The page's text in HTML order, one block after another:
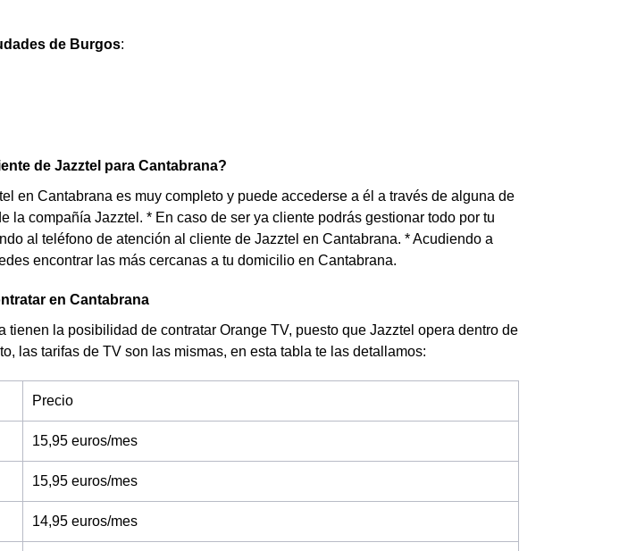
de Burgos:
de Jazztel para Cantabrana?
en Cantabrana es muy completo y puede accederse a él a través de alguna de
la compañía Jazztel. * En caso de ser ya cliente podrás gestionar todo por tu
al teléfono de atención al cliente de Jazztel en Cantabrana. * Acudiendo a
encontrar las más cercanas a tu domicilio en Cantabrana.
en Cantabrana
tienen la posibilidad de contratar Orange TV, puesto que Jazztel opera dentro de
las tarifas de TV son las mismas, en esta tabla te las detallamos:
Precio
15,95 euros/mes
15,95 euros/mes
14,95 euros/mes